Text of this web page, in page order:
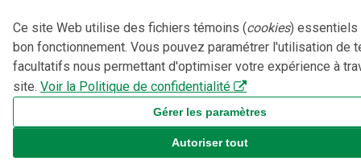
Ce site Web utilise des fichiers témoins (cookies) essentiels
bon fonctionnement. Vous pouvez paramétrer l'utilisation de
facultatifs nous permettant d'optimiser votre expérience à
site. Voir la Politique de confidentialité
Gérer les paramètres
Autoriser tout